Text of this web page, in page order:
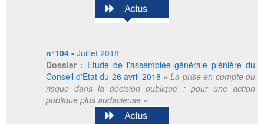
n°104 - Juillet 2018
Dossier : Etude de l'assemblée générale plénière du
Conseil d'Etat du 26 avril 2018 «La prise en compte du
risque dans la décision publique : pour une action
publique plus audacieuse»